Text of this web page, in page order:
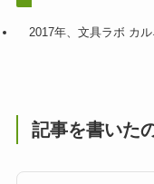
2017年、文具ラボ カ
記事を書いた